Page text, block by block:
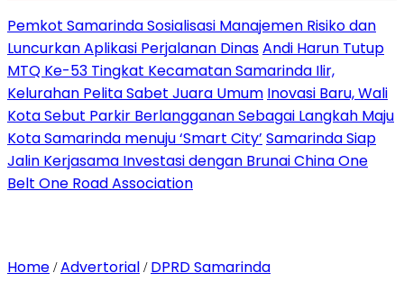
Pemkot Samarinda Sosialisasi Manajemen Risiko dan
Luncurkan Aplikasi Perjalanan DinasAndi Harun Tutup
MTQ Ke-53 Tingkat Kecamatan Samarinda Ilir,
Kelurahan Pelita Sabet Juara Umum Inovasi Baru, Wali
Kota Sebut Parkir Berlangganan Sebagai Langkah Maju
Kota Samarinda menuju ‘Smart City’ Samarinda Siap
Jalin Kerjasama Investasi dengan Brunai China One
Belt One Road Association
Home /Advertorial / DPRD Samarinda